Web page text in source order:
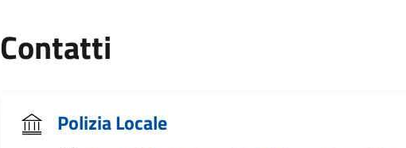
Contatti
Polizia Locale